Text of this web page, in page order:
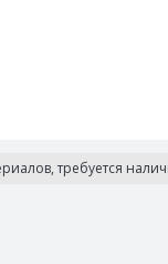
требуется